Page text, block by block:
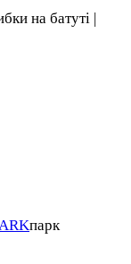
на батуті |
парк